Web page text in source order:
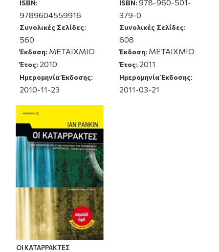
ISBN:
9789604559916
Συνολικές Σελίδες:
560
Έκδοση: ΜΕΤΑΙΧΜΙΟ
Έτος: 2010
Ημερομηνία Έκδοσης:
2010-11-23
ISBN: 978-960-501-
379-0
Συνολικές Σελίδες:
608
Έκδοση: ΜΕΤΑΙΧΜΙΟ
Έτος: 2011
Ημερομηνία Έκδοσης:
2011-03-21
ΟΙ ΚΑΤΑΡΡΑΚΤΕΣ